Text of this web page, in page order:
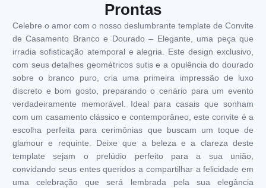
Prontas
Celebre o amor com o nosso deslumbrante template de Convite
de Casamento Branco e Dourado – Elegante, uma peça que
irradia sofisticação atemporal e alegria. Este design exclusivo,
com seus detalhes geométricos sutis e a opulência do dourado
sobre o branco puro, cria uma primeira impressão de luxo
discreto e bom gosto, preparando o cenário para um evento
verdadeiramente memorável. Ideal para casais que sonham
com um casamento clássico e contemporâneo, este convite é a
escolha perfeita para cerimônias que buscam um toque de
glamour e requinte. Deixe que a beleza e a clareza deste
template sejam o prelúdio perfeito para a sua união,
convidando seus entes queridos a compartilhar a felicidade em
uma celebração que será lembrada pela sua elegância